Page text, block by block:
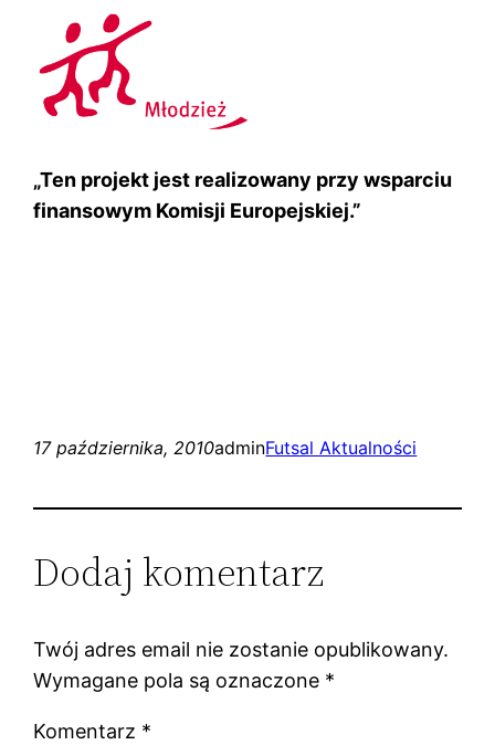
„Ten projekt jest realizowany przy wsparciu
finansowym Komisji Europejskiej.”
17 października, 2010adminFutsal Aktualności
Dodaj komentarz
Twój adres email nie zostanie opublikowany.
Wymagane pola są oznaczone *
Komentarz *